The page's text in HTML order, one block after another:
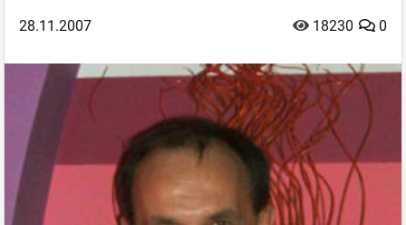
28.11.2007 0
18230